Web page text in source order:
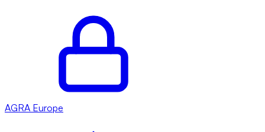
AGRA Europe